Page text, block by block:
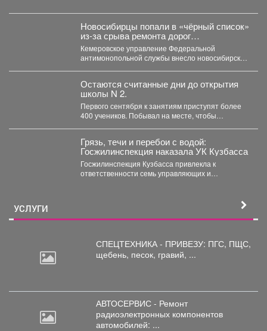
Новосибирцы попали в «чёрный список»
из‑за срыва ремонта дорог
Прокопьевска
Кемеровское управление Федеральной
антимонопольной службы внесло новосибирскую
Остаются считанные дни до открытия
школы N 2.
Первого сентября к занятиям приступят более
400 учеников. Побывал на месте, чтобы
Грязь, течи и перебои с водой:
Госжилинспекция наказала УК Кузбасса
Госжилинспекция Кузбасса привлекла к
ответственности семь управляющих и
УСЛУГИ
СПЕЦТЕХНИКА - ПРИВЕЗУ: ПГС, ПЩС,
щебень, песок, гравий, ...
АВТОСЕРВИС - Ремонт
радиоэлектронных компонентов
автомобилей: ...